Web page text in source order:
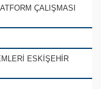
ÇALIŞMASI
ESKİŞEHİR